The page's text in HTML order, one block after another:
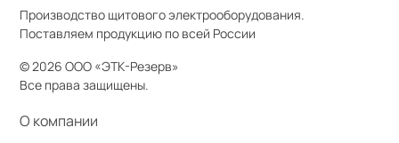
Производство щитового электрооборудования.
Поставляем продукцию по всей России
© 2026 ООО «ЭТК-Резерв»
Все права защищены.
О компании